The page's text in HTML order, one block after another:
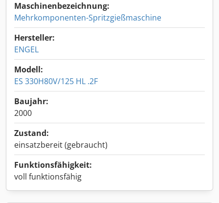
Maschinenbezeichnung:
Mehrkomponenten-Spritzgießmaschine
Hersteller:
ENGEL
Modell:
ES 330H80V/125 HL .2F
Baujahr:
2000
Zustand:
einsatzbereit (gebraucht)
Funktionsfähigkeit:
voll funktionsfähig